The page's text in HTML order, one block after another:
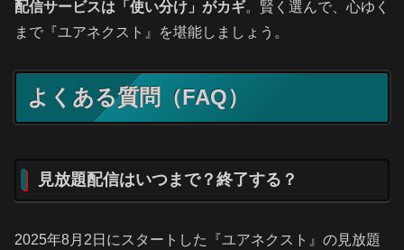
配信サービスは「使い分け」がカギ。賢く選んで、心ゆく
まで『ユアネクスト』を堪能しましょう。
よくある質問（FAQ）
見放題配信はいつまで？終了する？
2025年8月2日にスタートした『ユアネクスト』の見放題